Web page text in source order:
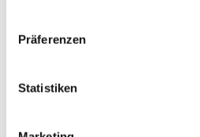
Präferenzen
Statistiken
September 2017
Mai 2017